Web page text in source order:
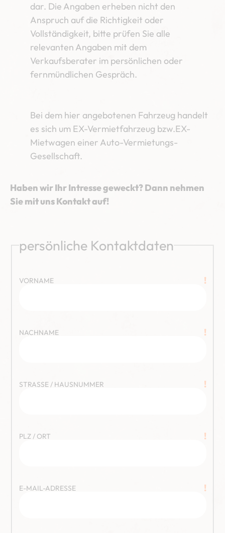
dar. Die Angaben erheben nicht den
Anspruch auf die Richtigkeit oder
Vollständigkeit, bitte prüfen Sie alle
relevanten Angaben mit dem
Verkaufsberater im persönlichen oder
fernmündlichen Gespräch.
Bei dem hier angebotenen Fahrzeug handelt
es sich um EX-Vermietfahrzeug bzw.EX-
Mietwagen einer Auto-Vermietungs-
Gesellschaft.
Haben wir Ihr Intresse geweckt? Dann nehmen
Sie mit uns Kontakt auf!
persönliche Kontaktdaten
!
VORNAME
!
NACHNAME
!
STRASSE / HAUSNUMMER
!
PLZ / ORT
!
E-MAIL-ADRESSE